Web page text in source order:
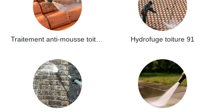
Hydrofuge toiture 91